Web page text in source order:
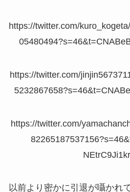
https://twitter.com/
https://twitter.com/
https://twitter.com/
以前より密かに引退が囁かれ